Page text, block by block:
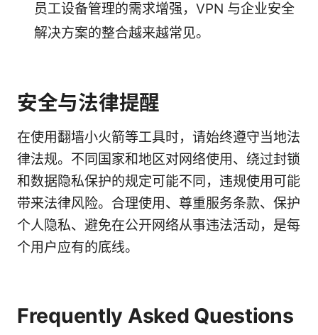
员工设备管理的需求增强，VPN 与企业安全
解决方案的整合越来越常见。
安全与法律提醒
在使用翻墙小火箭等工具时，请始终遵守当地法
律法规。不同国家和地区对网络使用、绕过封锁
和数据隐私保护的规定可能不同，违规使用可能
带来法律风险。合理使用、尊重服务条款、保护
个人隐私、避免在公开网络从事违法活动，是每
个用户应有的底线。
Frequently Asked Questions